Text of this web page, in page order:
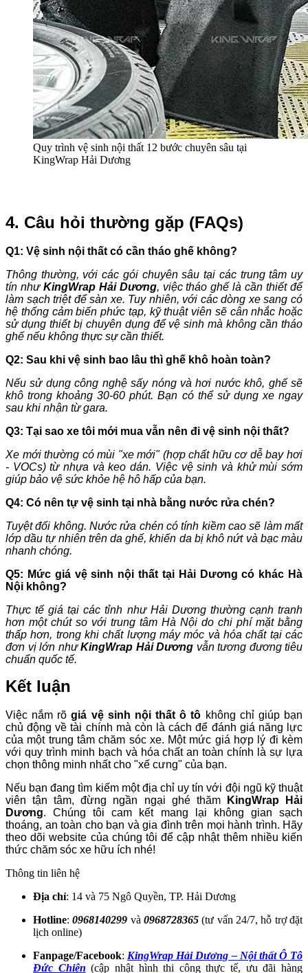
Quy trình vệ sinh nội thất 12 bước chuyên sâu tại
KingWrap Hải Dương
4. Câu hỏi thường gặp (FAQs)
Q1: Vệ sinh nội thất có cần tháo ghế không?
Thông thường, với các gói chuyên sâu tại các trung tâm uy
tín như KingWrap Hải Dương, việc tháo ghế là cần thiết để
làm sạch triệt để sàn xe. Tuy nhiên, với các dòng xe sang có
hệ thống cảm biến phức tạp, kỹ thuật viên sẽ cân nhắc hoặc
sử dụng thiết bị chuyên dụng để vệ sinh mà không cần tháo
ghế nếu không thực sự cần thiết.
Q2: Sau khi vệ sinh bao lâu thì ghế khô hoàn toàn?
Nếu sử dụng công nghệ sấy nóng và hơi nước khô, ghế sẽ
khô trong khoảng 30-60 phút. Bạn có thể sử dụng xe ngay
sau khi nhận từ gara.
Q3: Tại sao xe tôi mới mua vẫn nên đi vệ sinh nội thất?
Xe mới thường có mùi "xe mới" (hợp chất hữu cơ dễ bay hơi
- VOCs) từ nhựa và keo dán. Việc vệ sinh và khử mùi sớm
giúp bảo vệ sức khỏe hệ hô hấp của bạn.
Q4: Có nên tự vệ sinh tại nhà bằng nước rửa chén?
Tuyệt đối không. Nước rửa chén có tính kiềm cao sẽ làm mất
lớp dầu tự nhiên trên da ghế, khiến da bị khô nứt và bạc màu
nhanh chóng.
Q5: Mức giá vệ sinh nội thất tại Hải Dương có khác Hà
Nội không?
Thực tế giá tại các tỉnh như Hải Dương thường cạnh tranh
hơn một chút so với trung tâm Hà Nội do chi phí mặt bằng
thấp hơn, trong khi chất lượng máy móc và hóa chất tại các
đơn vị lớn nhưKingWrap Hải Dương vẫn tương đương tiêu
chuẩn quốc tế.
Kết luận
Việc nắm rõgiá vệ sinh nội thất ô tô không chỉ giúp bạn
chủ động về tài chính mà còn là cách để đánh giá năng lực
của một trung tâm chăm sóc xe. Một mức giá hợp lý đi kèm
với quy trình minh bạch và hóa chất an toàn chính là sự lựa
chọn thông minh nhất cho "xế cưng" của bạn.
Nếu bạn đang tìm kiếm một địa chỉ uy tín với đội ngũ kỹ thuật
viên tận tâm, đừng ngần ngại ghé thăm
KingWrap Hải
Dương. Chúng tôi cam kết mang lại không gian sạch
thoáng, an toàn cho bạn và gia đình trên mọi hành trình. Hãy
theo dõi website của chúng tôi để cập nhật thêm nhiều kiến
thức chăm sóc xe hữu ích nhé!
Thông tin liên hệ
Địa chỉ: 14 và 75 Ngô Quyền, TP. Hải Dương
Hotline:0968140299 và0968728365 (tư vấn 24/7, hỗ trợ đặt
lịch online)
Fanpage/Facebook: KingWrap Hải Dương – Nội thất Ô Tô
Đức Chiên (cập nhật hình thi công thực tế, ưu đãi hàng